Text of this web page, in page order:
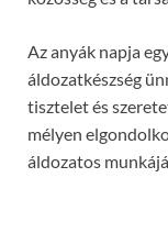
Az anyák napja
áldozatkészség
tisztelet és
mélyen
áldozatos